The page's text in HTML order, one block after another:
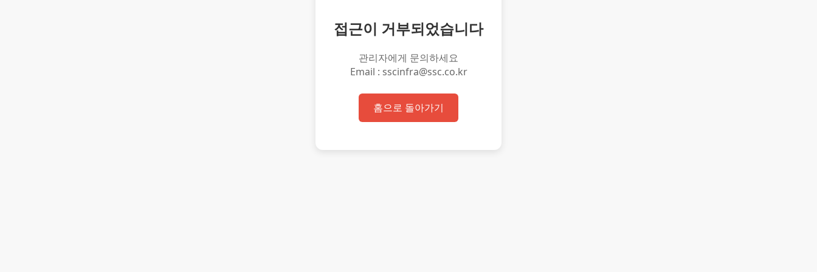
접근이 거부되었습니다
관리자에게 문의하세요
Email : sscinfra@ssc.co.kr
홈으로 돌아가기